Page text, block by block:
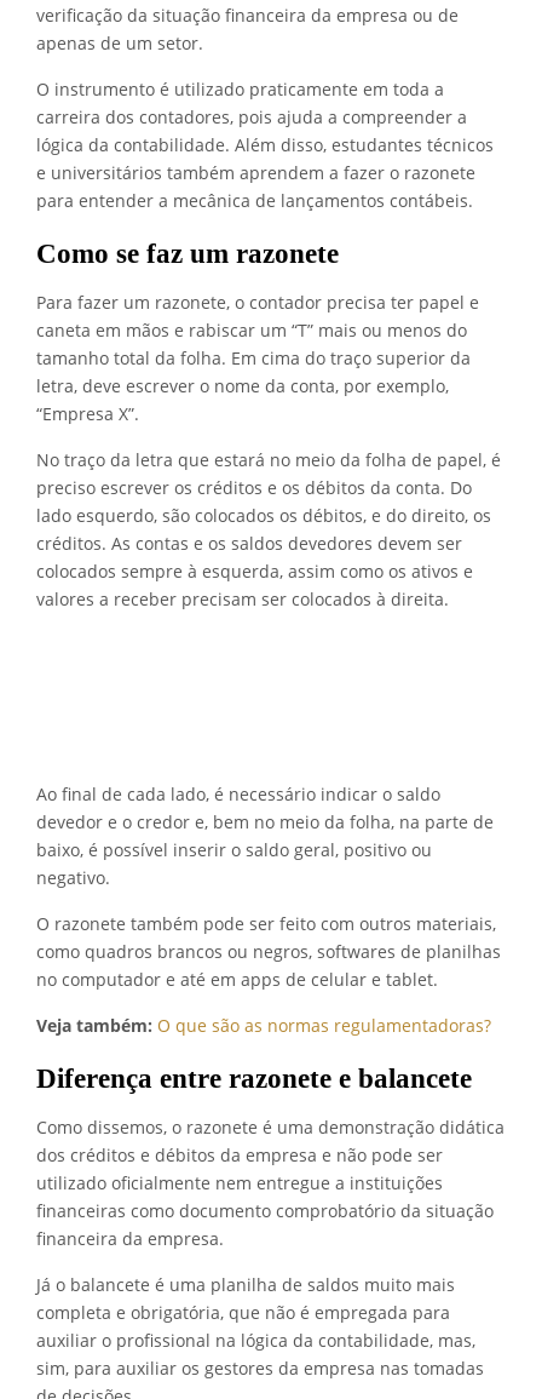
verificação da situação financeira da empresa ou de
apenas de um setor.
O instrumento é utilizado praticamente em toda a
carreira dos contadores, pois ajuda a compreender a
lógica da contabilidade. Além disso, estudantes técnicos
e universitários também aprendem a fazer o razonete
para entender a mecânica de lançamentos contábeis.
Como se faz um razonete
Para fazer um razonete, o contador precisa ter papel e
caneta em mãos e rabiscar um “T” mais ou menos do
tamanho total da folha. Em cima do traço superior da
letra, deve escrever o nome da conta, por exemplo,
“Empresa X”.
No traço da letra que estará no meio da folha de papel, é
preciso escrever os créditos e os débitos da conta. Do
lado esquerdo, são colocados os débitos, e do direito, os
créditos. As contas e os saldos devedores devem ser
colocados sempre à esquerda, assim como os ativos e
valores a receber precisam ser colocados à direita.
Ao final de cada lado, é necessário indicar o saldo
devedor e o credor e, bem no meio da folha, na parte de
baixo, é possível inserir o saldo geral, positivo ou
negativo.
O razonete também pode ser feito com outros materiais,
como quadros brancos ou negros, softwares de planilhas
no computador e até em apps de celular e tablet.
Veja também: O que são as normas regulamentadoras?
Diferença entre razonete e balancete
Como dissemos, o razonete é uma demonstração didática
dos créditos e débitos da empresa e não pode ser
utilizado oficialmente nem entregue a instituições
financeiras como documento comprobatório da situação
financeira da empresa.
Já o balancete é uma planilha de saldos muito mais
completa e obrigatória, que não é empregada para
auxiliar o profissional na lógica da contabilidade, mas,
sim, para auxiliar os gestores da empresa nas tomadas